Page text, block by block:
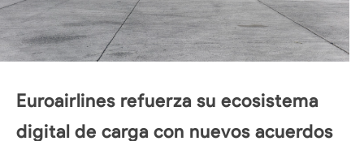
Euroairlines refuerza su ecosistema
digital de carga con nuevos acuerdos